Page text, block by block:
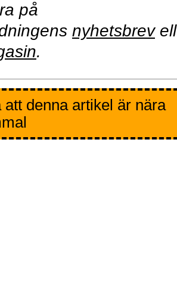
på
nyhetsbrev
.
att denna artikel är nära